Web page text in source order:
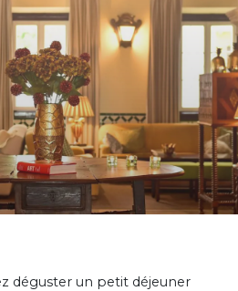
déguster un petit déjeuner